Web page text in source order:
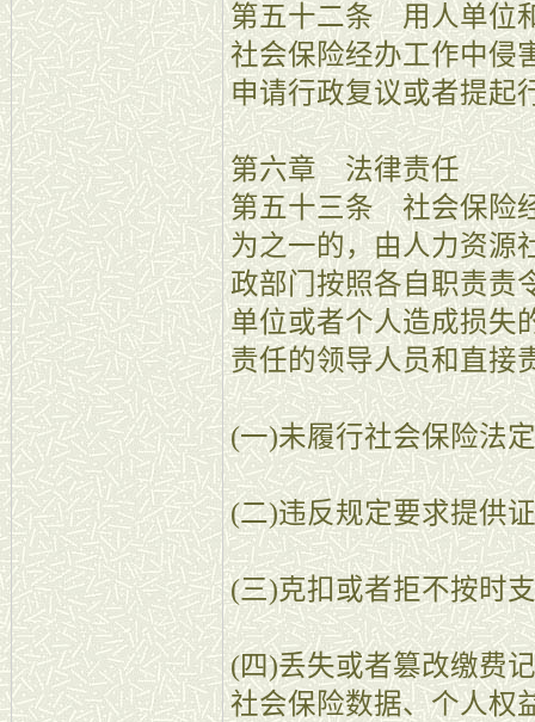
第五十二条 用人单位
社会保险经办工作中侵
申请行政复议或者提起
第六章 法律责任
第五十三条 社会保险
为之一的，由人力资源
政部门按照各自职责责
单位或者个人造成损失
责任的领导人员和直接
(一)未履行社会保险法
(二)违反规定要求提供
(三)克扣或者拒不按时
(四)丢失或者篡改缴费
社会保险数据、个人权